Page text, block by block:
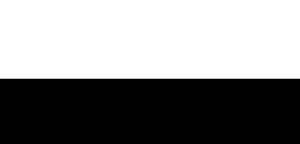
1.0.0 -